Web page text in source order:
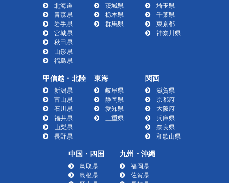
北海道
青森県
岩手県
宮城県
秋田県
山形県
福島県
茨城県
栃木県
群馬県
埼玉県
千葉県
東京都
神奈川県
甲信越・北陸
新潟県
富山県
石川県
福井県
山梨県
長野県
東海
岐阜県
静岡県
愛知県
三重県
関西
滋賀県
京都府
大阪府
兵庫県
奈良県
和歌山県
中国・四国
鳥取県
島根県
九州・沖縄
福岡県
佐賀県